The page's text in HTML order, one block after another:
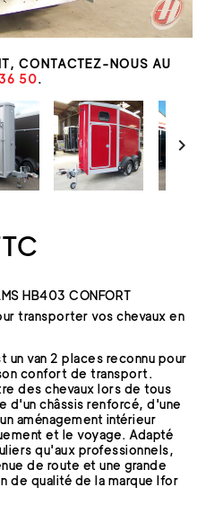
CONTACTEZ-NOUS AU
50.

HB403 CONFORT
transporter vos chevaux en
un van 2 places reconnu pour
confort de transport.
des chevaux lors de tous
d'un châssis renforcé, d'une
aménagement intérieur
et le voyage. Adapté
qu'aux professionnels,
de route et une grande
de qualité de la marque Ifor